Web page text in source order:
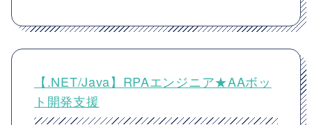
【.NET/Java】RPAエンジニア★AAボッ
ト開発支援